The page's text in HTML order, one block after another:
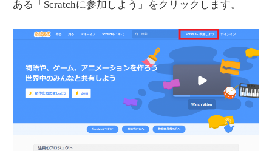
ある「Scratchに参加しよう」をクリックします。